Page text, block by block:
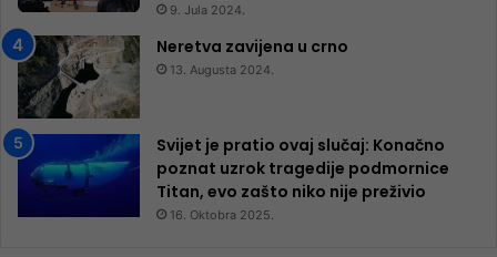
9. Jula 2024.
Neretva zavijena u crno
13. Augusta 2024.
Svijet je pratio ovaj slučaj: Konačno
poznat uzrok tragedije podmornice
Titan, evo zašto niko nije preživio
16. Oktobra 2025.